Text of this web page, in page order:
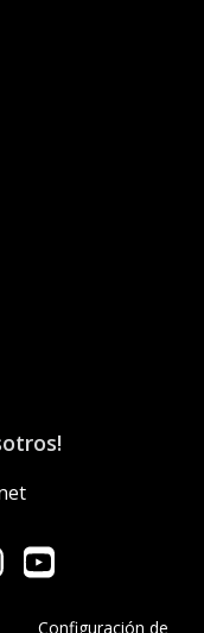
Configuración de